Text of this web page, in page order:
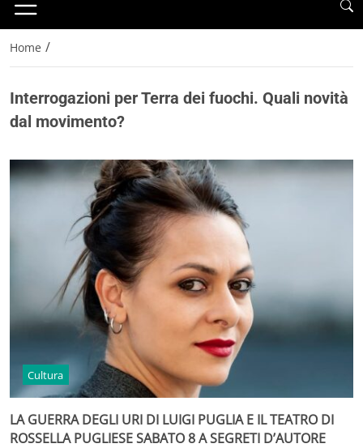
Home /
Interrogazioni per Terra dei fuochi. Quali novità
dal movimento?
Cultura
LA GUERRA DEGLI URI DI LUIGI PUGLIA E IL TEATRO DI
ROSSELLA PUGLIESE SABATO 8 A SEGRETI D’AUTORE